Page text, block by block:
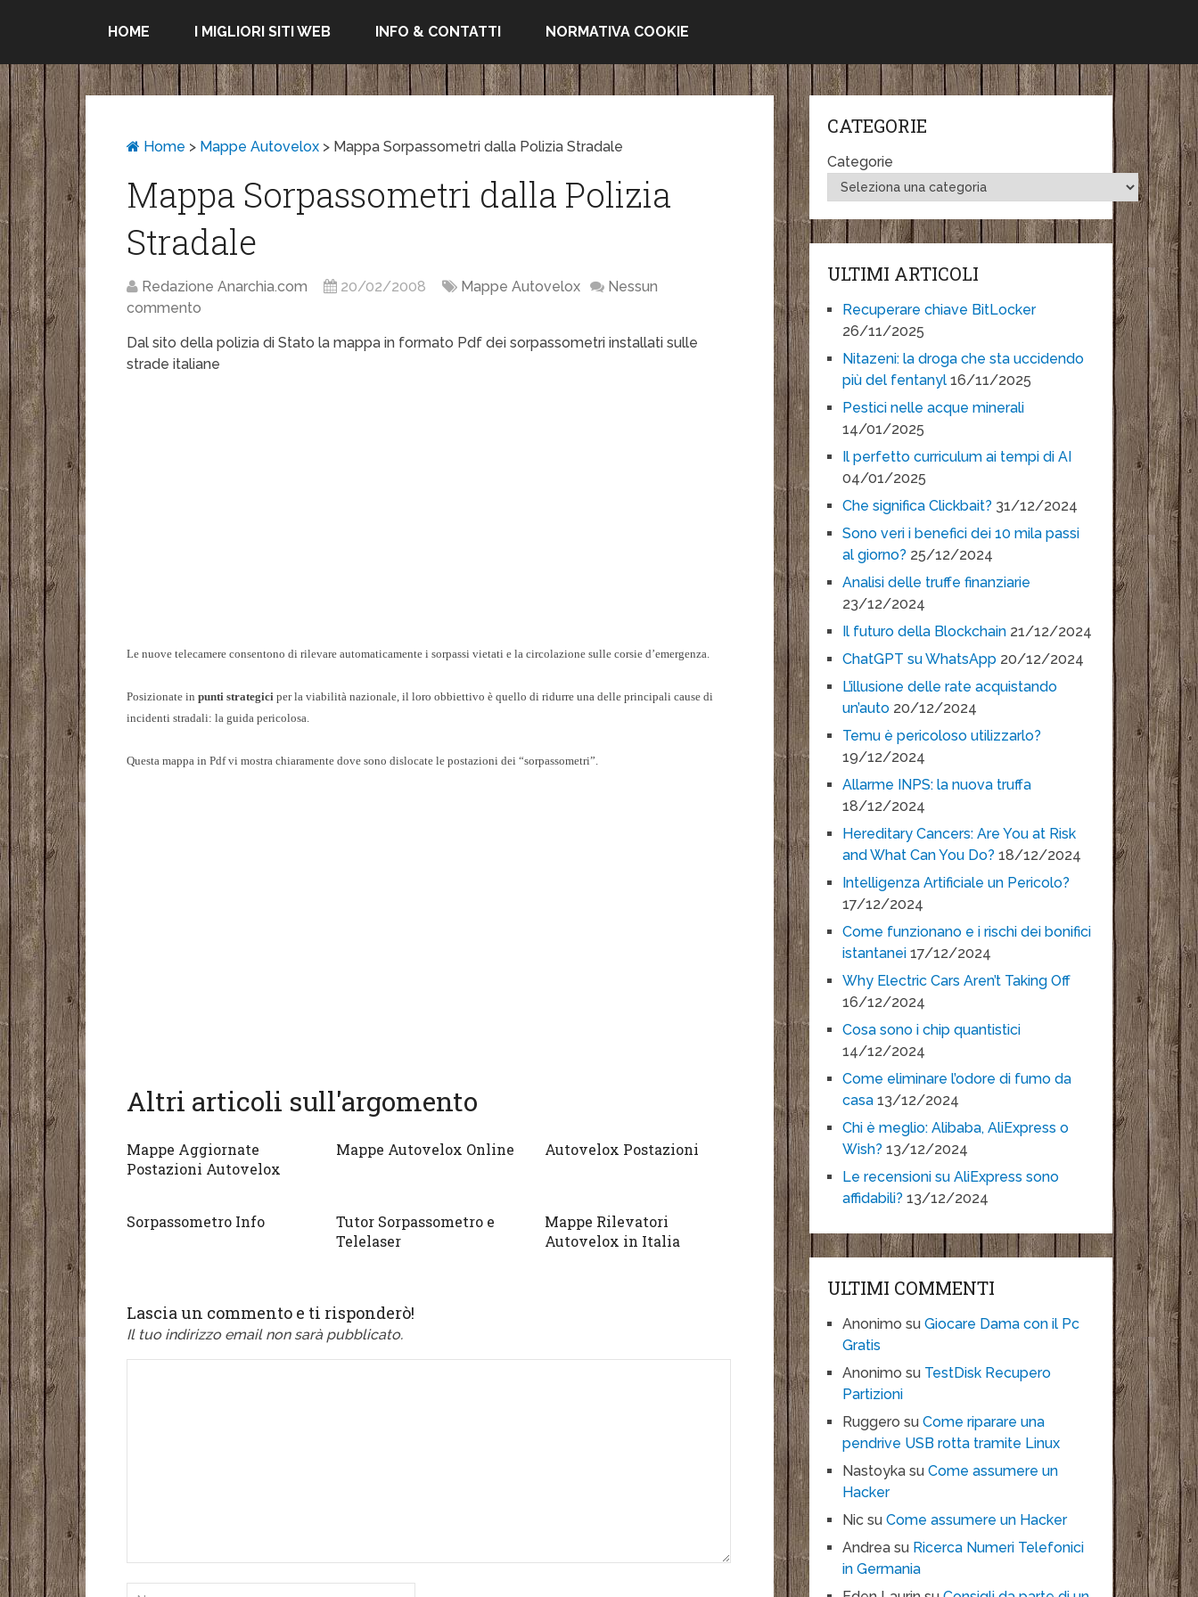
HOME I MIGLIORI SITI WEB INFO & CONTATTI NORMATIVA COOKIE
Home > Mappe Autovelox > Mappa Sorpassometri dalla Polizia Stradale
Mappa Sorpassometri dalla Polizia
Stradale
Redazione Anarchia.com 20/02/2008 Mappe Autovelox
Nessun
commento
Dal sito della polizia di Stato la mappa in formato Pdf dei sorpassometri installati sulle
strade italiane
Le nuove telecamere consentono di rilevare automaticamente i sorpassi vietati e la circolazione sulle corsie d’emergenza.
Posizionate inpunti strategici per la viabilità nazionale, il loro obbiettivo è quello di ridurre una delle principali cause di
incidenti stradali: la guida pericolosa.
Questa mappa in Pdf vi mostra chiaramente dove sono dislocate le postazioni dei “sorpassometri”.
Altri articoli sull'argomento
Mappe Aggiornate
Postazioni Autovelox
Mappe Autovelox Online Autovelox Postazioni
Sorpassometro Info
Tutor Sorpassometro e
Telelaser
Mappe Rilevatori
Autovelox in Italia
Lascia un commento e ti risponderò!
Il tuo indirizzo email non sarà pubblicato.
CATEGORIE
Categorie
ULTIMI ARTICOLI
Recuperare chiave BitLocker
26/11/2025
Nitazeni: la droga che sta uccidendo
più del fentanyl 16/11/2025
Pestici nelle acque minerali
14/01/2025
Il perfetto curriculum ai tempi di AI
04/01/2025
Che significa Clickbait? 31/12/2024
Sono veri i benefici dei 10 mila passi
al giorno? 25/12/2024
Analisi delle truffe finanziarie
23/12/2024
Il futuro della Blockchain 21/12/2024
ChatGPT su WhatsApp 20/12/2024
L’illusione delle rate acquistando
un’auto 20/12/2024
Temu è pericoloso utilizzarlo?
19/12/2024
Allarme INPS: la nuova truffa
18/12/2024
Hereditary Cancers: Are You at Risk
and What Can You Do? 18/12/2024
Intelligenza Artificiale un Pericolo?
17/12/2024
Come funzionano e i rischi dei bonifici
istantanei 17/12/2024
Why Electric Cars Aren’t Taking Off
16/12/2024
Cosa sono i chip quantistici
14/12/2024
Come eliminare l’odore di fumo da
casa 13/12/2024
Chi è meglio: Alibaba, AliExpress o
Wish? 13/12/2024
Le recensioni su AliExpress sono
affidabili? 13/12/2024
ULTIMI COMMENTI
Anonimo suGiocare Dama con il Pc
Gratis
Anonimo su TestDisk Recupero
Partizioni
Ruggero suCome riparare una
pendrive USB rotta tramite Linux
Nastoyka suCome assumere un
Hacker
Nic suCome assumere un Hacker
Andrea su Ricerca Numeri Telefonici
in Germania